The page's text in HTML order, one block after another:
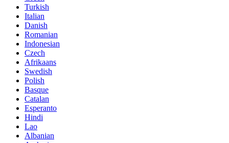
Turkish
Italian
Danish
Romanian
Indonesian
Czech
Afrikaans
Swedish
Polish
Basque
Catalan
Esperanto
Hindi
Lao
Albanian